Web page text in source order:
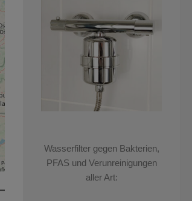
Wasserfilter gegen Bakterien,
PFAS und Verunreinigungen
aller Art: